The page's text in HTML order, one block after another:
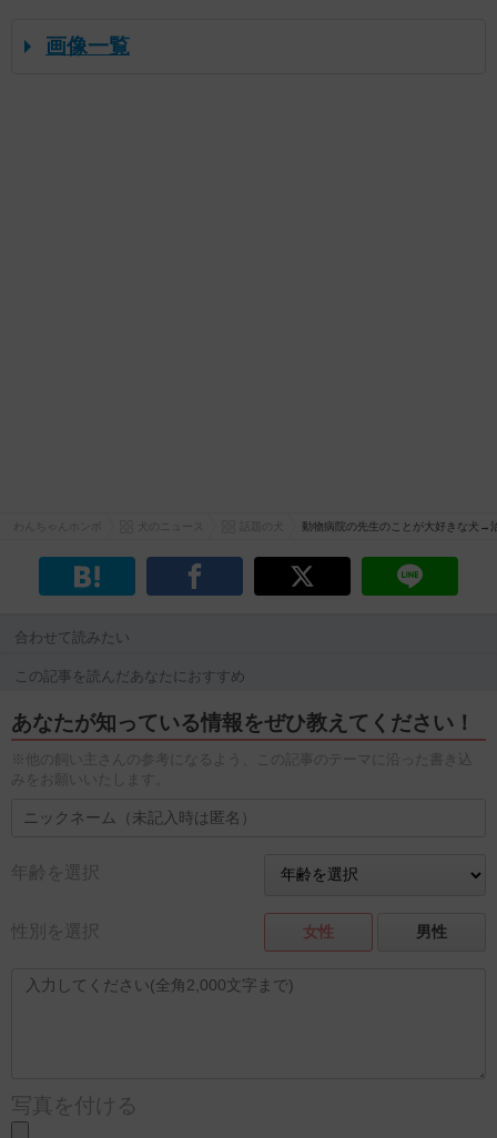
画像一覧
動物病院の先生のことが大好きな犬
合わせて読みたい
この記事を読んだあなたにおすすめ
あなたが知っている情報をぜひ教えてください！
※他の飼い主さんの参考になるよう、この記事のテーマに沿った書き込
みをお願いいたします。
年齢を選択
性別を選択 女性 男性
写真を付ける